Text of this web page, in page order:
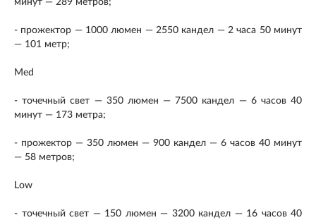
- прожектор — 1000 люмен — 2550 кандел — 2 часа 50 минут
— 101 метр;
Med
- точечный свет — 350 люмен — 7500 кандел — 6 часов 40
минут — 173 метра;
- прожектор — 350 люмен — 900 кандел — 6 часов 40 минут
— 58 метров;
Low
- точечный свет — 150 люмен — 3200 кандел — 16 часов 40